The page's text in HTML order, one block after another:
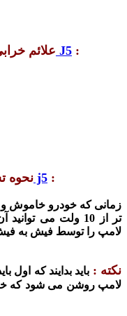
علائم سنسور فشار روغن اورجینال جک J5 :
نحوه سنسور فشار روغن اصلی جک j5 :
زمانی که خودرو خاموش
تر از 10 ولت می
لامپ را توسط فیش به
نکته : باید بدایند که اول
لامپ روشن می شود که